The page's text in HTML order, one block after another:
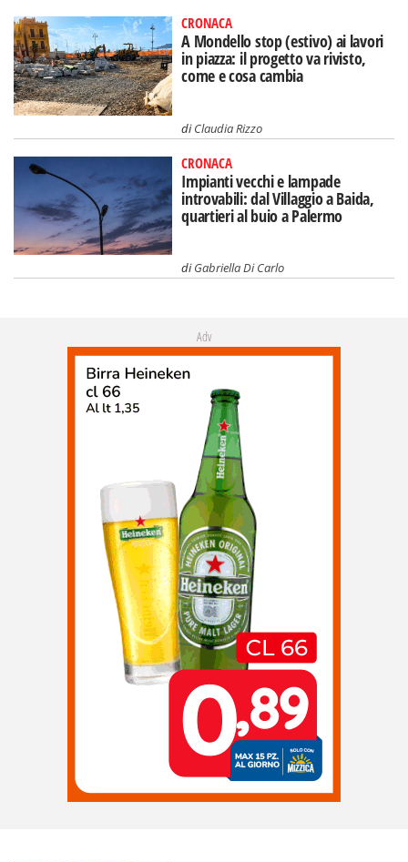
CRONACA
A Mondello stop (estivo) ai lavori
in piazza: il progetto va rivisto,
come e cosa cambia
diClaudia Rizzo
CRONACA
Impianti vecchi e lampade
introvabili: dal Villaggio a Baida,
quartieri al buio a Palermo
diGabriella Di Carlo
Adv